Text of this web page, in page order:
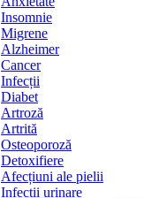
Insomnie
Migrene
Alzheimer
Cancer
Infecții
Diabet
Artroză
Artrită
Osteoporoză
Detoxifiere
Afecțiuni ale pielii
Infectii urinare